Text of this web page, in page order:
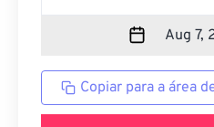
Copiar para a área